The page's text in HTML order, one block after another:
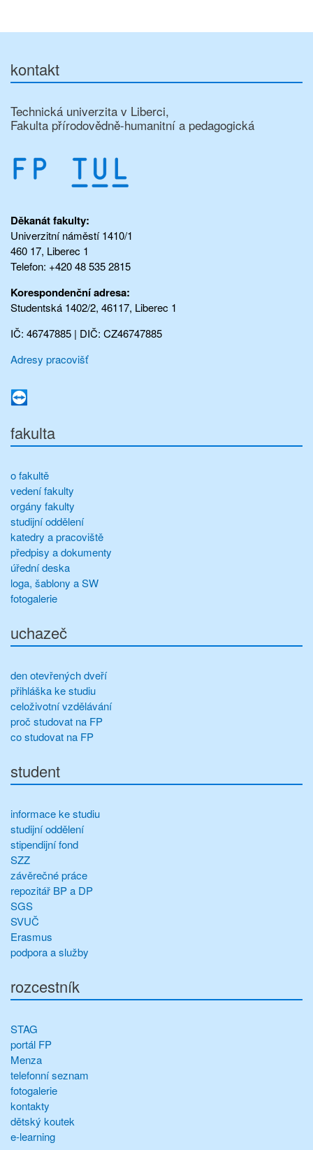
kontakt
Technická univerzita v Liberci,
Fakulta přírodovědně-humanitní a pedagogická
Děkanát fakulty:
Univerzitní náměstí 1410/1
460 17, Liberec 1
Telefon: +420 48 535 2815
Korespondenční adresa:
Studentská 1402/2, 46117, Liberec 1
IČ: 46747885 | DIČ: CZ46747885
Adresy pracovišť
fakulta
o fakultě
vedení fakulty
orgány fakulty
studijní oddělení
katedry a pracoviště
předpisy a dokumenty
úřední deska
loga, šablony a SW
fotogalerie
uchazeč
den otevřených dveří
přihláška ke studiu
celoživotní vzdělávání
proč studovat na FP
co studovat na FP
student
informace ke studiu
studijní oddělení
stipendijní fond
SZZ
závěrečné práce
repozitář BP a DP
SGS
SVUČ
Erasmus
podpora a služby
rozcestník
STAG
portál FP
Menza
telefonní seznam
fotogalerie
kontakty
dětský koutek
e-learning